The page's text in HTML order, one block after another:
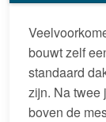
bouwt zelf
standaard
zijn. Na twee
boven de